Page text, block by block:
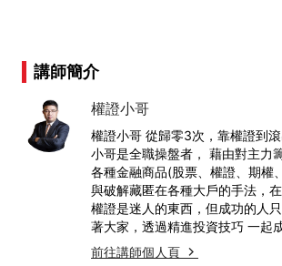
講師簡介
權證小哥
權證小哥 從歸零3次，靠權證到
小哥是全職操盤者， 藉由對主力
各種金融商品(股票、權證、期權
與破解藏匿在各種大戶的手法，
權證是迷人的東西，但成功的人
著大家，透過精進投資技巧 一起
前往講師個人頁